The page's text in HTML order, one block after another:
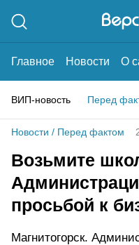
Главное Новости О
ВИП-новость Перед
Новости / Перед фактом
Возьмите
просьбой к
Магнитогорск.